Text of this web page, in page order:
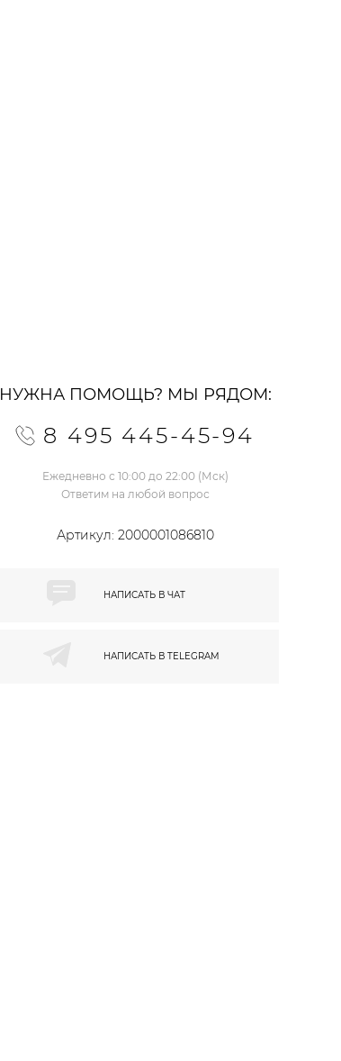
НУЖНА ПОМОЩЬ? МЫ РЯДОМ:
8 495 445-45-94
Ежедневно с 10:00 до 22:00 (Мск)
Ответим на любой вопрос
Артикул: 2000001086810
НАПИСАТЬ В ЧАТ
НАПИСАТЬ В TELEGRAM